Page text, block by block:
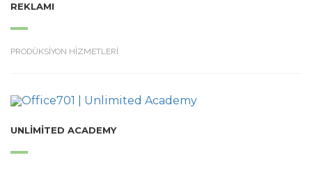
REKLAMI
PRODÜKSİYON HİZMETLERİ
UNLIMITED ACADEMY